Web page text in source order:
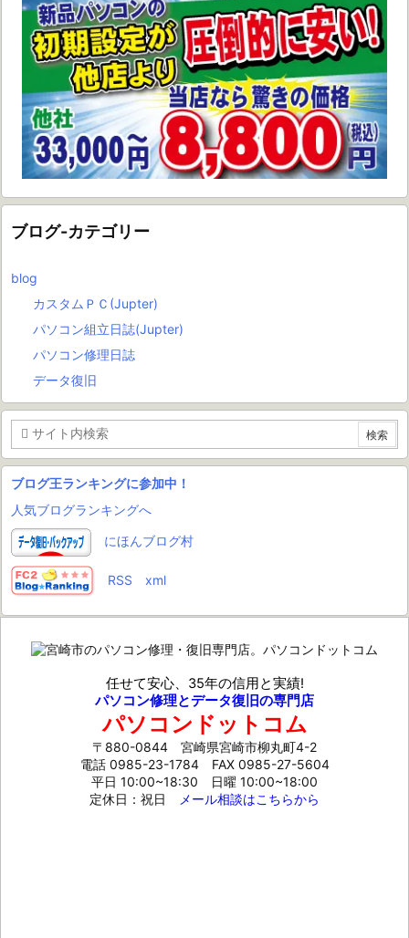
ブログ-カテゴリー
blog
カスタムＰＣ(Jupter)
パソコン組立日誌(Jupter)
パソコン修理日誌
データ復旧
ブログ王ランキングに参加中！
人気ブログランキングへ
にほんブログ村
RSS xml
任せて安心、35年の信用と実績!
パソコン修理とデータ復旧の専門店
パソコンドットコム
〒880-0844 宮崎県宮崎市柳丸町4-2
電話 0985-23-1784FAX 0985-27-5604
平日 10:00~18:30 日曜 10:00~18:00
定休日：祝日
メール相談はこちらから